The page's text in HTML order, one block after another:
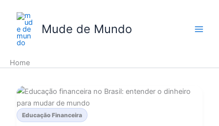
content
Mude de Mundo
Home
Educação Financeira